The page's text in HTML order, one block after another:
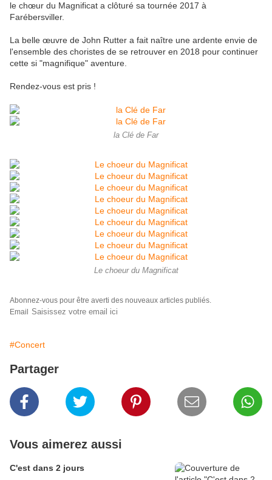
le chœur du Magnificat a clôturé sa tournée 2017 à
Farébersviller.
La belle œuvre de John Rutter a fait naître une ardente envie de
l'ensemble des choristes de se retrouver en 2018 pour continuer
cette si "magnifique" aventure.
Rendez-vous est pris !
la Clé de Far
Le choeur du Magnificat
Abonnez-vous pour être averti des nouveaux articles publiés.
Email
#Concert
Partager
Vous aimerez aussi
C'est dans 2 jours